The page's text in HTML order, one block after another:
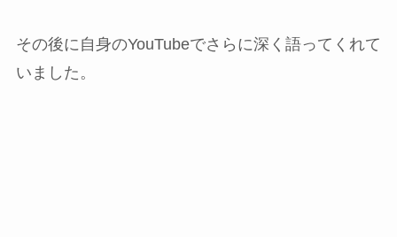
その後に自身のYouTubeでさらに深く語ってくれて
いました。